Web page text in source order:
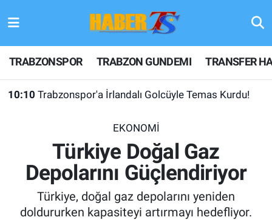
TRABZONSPOR TRABZON GUNDEMI TRANSFER
10:10 Trabzonspor'a İrlandalı Golcüyle Temas Kurdu!
EKONOMİ
Türkiye Doğal Gaz
Depolarını Güçlendiriyor
Türkiye, doğal gaz depolarını yeniden
doldururken kapasiteyi artırmayı hedefliyor.
TRABZONSPOR
TRABZON GUNDEMI
KULİS MEYDANI
1461 TRABZON
Hava Durumu
Trafik Durumu
Son Dakika Haberleri
Haber Arşivi